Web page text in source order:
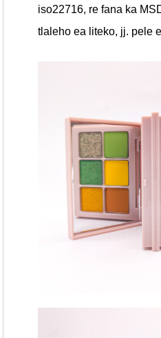
iso22716, re fana ka
tlaleho ea liteko, jj. pele